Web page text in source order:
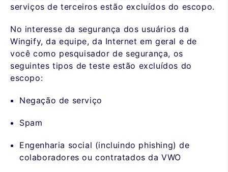
serviços de terceiros estão excluídos do escopo.
No interesse da segurança dos usuários da
Wingify, da equipe, da Internet em geral e de
você como pesquisador de segurança, os
seguintes tipos de teste estão excluídos do
escopo:
Negação de serviço
Spam
Engenharia social (incluindo phishing) de
colaboradores ou contratados da VWO